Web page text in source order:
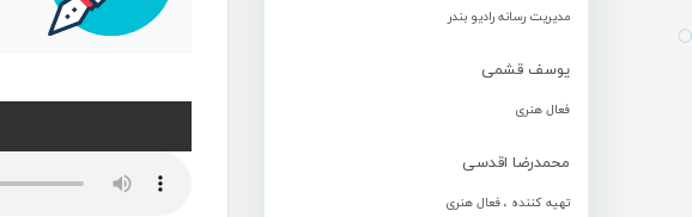
مدیریت رسانه رادیو بندر
یوسف قشمی
فعال هنری
محمدرضا اقدسی
تهیه کننده ، فعال هنری